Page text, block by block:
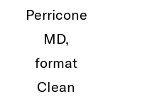
Perricone
MD,
format
Clean